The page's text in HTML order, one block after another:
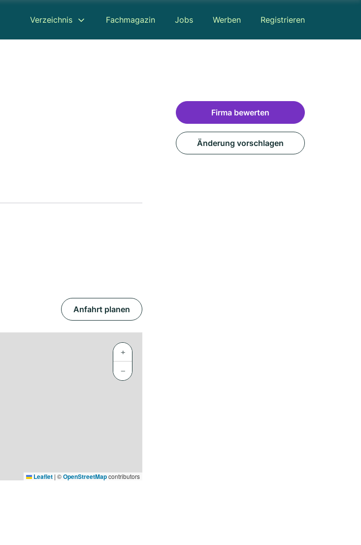
Verzeichnis Fachmagazin Jobs Werben Registrieren
Anfahrt planen
+
−
Leaflet | ©OpenStreetMapcontributors
Firma bewerten
Änderung vorschlagen